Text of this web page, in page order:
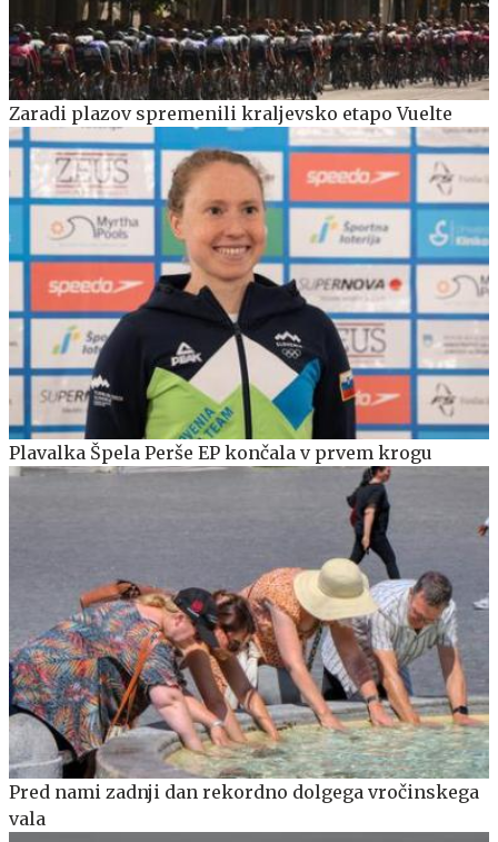
Zaradi plazov spremenili kraljevsko etapo Vuelte
Plavalka Špela Perše EP končala v prvem krogu
Pred nami zadnji dan rekordno dolgega vročinskega
vala